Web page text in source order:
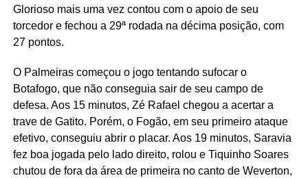
Glorioso mais uma vez contou com o apoio de seu
torcedor e fechou a 29ª rodada na décima posição, com
27 pontos.
O Palmeiras começou o jogo tentando sufocar o
Botafogo, que não conseguia sair de seu campo de
defesa. Aos 15 minutos, Zé Rafael chegou a acertar a
trave de Gatito. Porém, o Fogão, em seu primeiro ataque
efetivo, conseguiu abrir o placar. Aos 19 minutos, Saravia
fez boa jogada pelo lado direito, rolou e Tiquinho Soares
chutou de fora da área de primeira no canto de Weverton,